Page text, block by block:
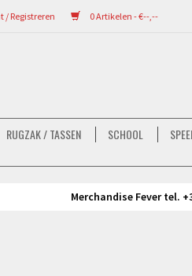
0 Artikelen - €--,--
/ Registreren
RUGZAK / TASSEN SCHOOL
Merchandise Fever tel.